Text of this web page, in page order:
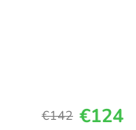
€142 €124